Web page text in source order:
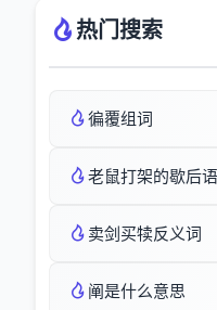
热门搜索
徧覆组词
老鼠打架的歇后语
卖剑买犊反义词
阐是什么意思